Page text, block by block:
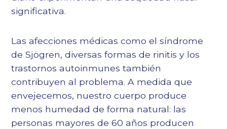
significativa.
Las afecciones médicas como el síndrome
de Sjögren, diversas formas de rinitis y los
trastornos autoinmunes también
contribuyen al problema. A medida que
envejecemos, nuestro cuerpo produce
menos humedad de forma natural: las
personas mayores de 60 años producen